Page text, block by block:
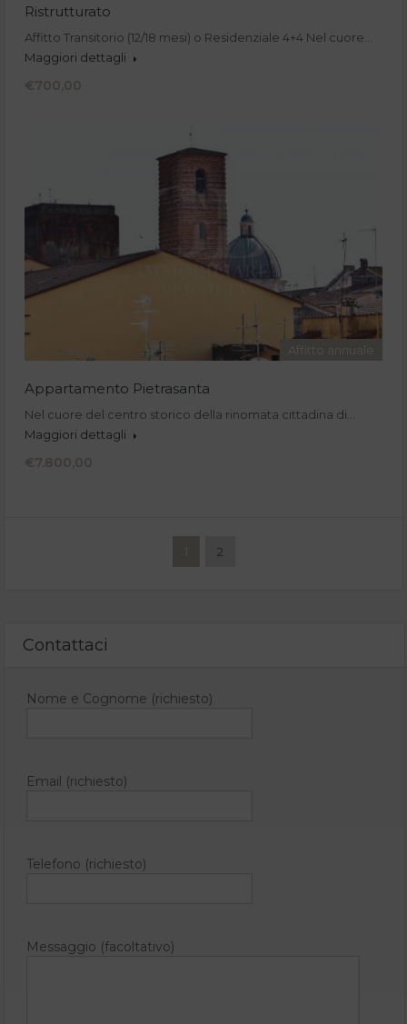
Ristrutturato
Affitto Transitorio (12/18 mesi) o Residenziale 4+4 Nel cuore…
Maggiori dettagli
€700,00
Affitto annuale
Appartamento Pietrasanta
Nel cuore del centro storico della rinomata cittadina di…
Maggiori dettagli
€7.800,00
1 2
Contattaci
Nome e Cognome (richiesto)
Email (richiesto)
Telefono (richiesto)
Messaggio (facoltativo)